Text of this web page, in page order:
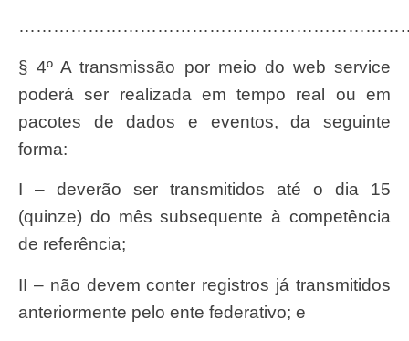
§ 4º A transmissão por meio do web service
poderá ser realizada em tempo real ou em
pacotes de dados e eventos, da seguinte
forma:
I – deverão ser transmitidos até o dia 15
(quinze) do mês subsequente à competência
de referência;
II – não devem conter registros já transmitidos
anteriormente pelo ente federativo; e